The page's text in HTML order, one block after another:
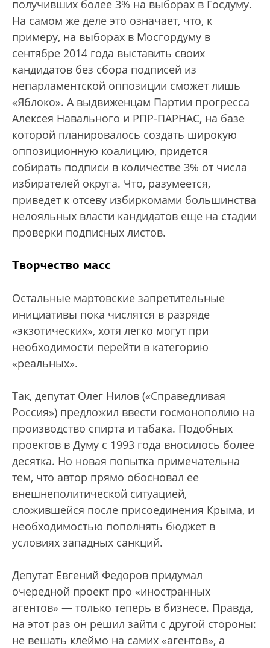
получивших более 3% на выборах в Госдуму.
На самом же деле это означает, что, к
примеру, на выборах в Мосгордуму в
сентябре 2014 года выставить своих
кандидатов без сбора подписей из
непарламентской оппозиции сможет лишь
«Яблоко». А выдвиженцам Партии прогресса
Алексея Навального и РПР-ПАРНАС, на базе
которой планировалось создать широкую
оппозиционную коалицию, придется
собирать подписи в количестве 3% от числа
избирателей округа. Что, разумеется,
приведет к отсеву избиркомами большинства
нелояльных власти кандидатов еще на стадии
проверки подписных листов.
Творчество масс
Остальные мартовские запретительные
инициативы пока числятся в разряде
«экзотических», хотя легко могут при
необходимости перейти в категорию
«реальных».
Так, депутат Олег Нилов («Справедливая
Россия») предложил ввести госмонополию на
производство спирта и табака. Подобных
проектов в Думу с 1993 года вносилось более
десятка. Но новая попытка примечательна
тем, что автор прямо обосновал ее
внешнеполитической ситуацией,
сложившейся после присоединения Крыма, и
необходимостью пополнять бюджет в
условиях западных санкций.
Депутат Евгений Федоров придумал
очередной проект про «иностранных
агентов» — только теперь в бизнесе. Правда,
на этот раз он решил зайти с другой стороны:
не вешать клеймо на самих «агентов», а